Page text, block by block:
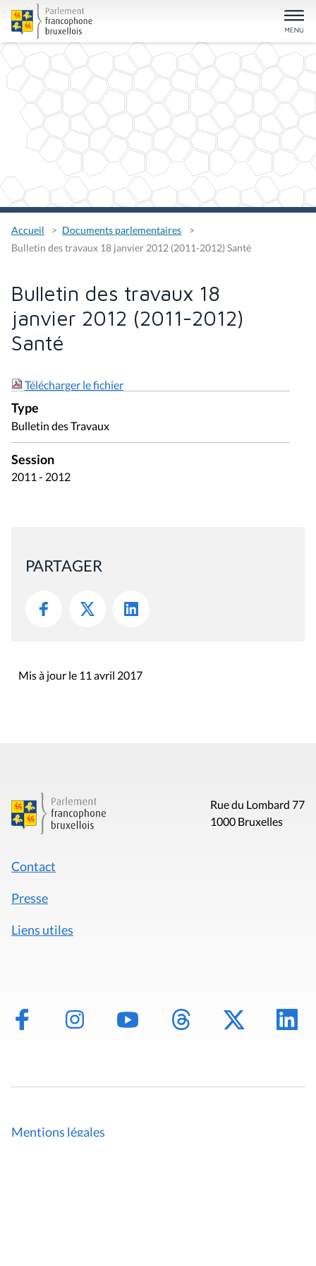
Accueil
Documents parlementaires
Bulletin des travaux 18 janvier 2012 (2011-2012) Santé
Bulletin des travaux 18
janvier 2012 (2011-2012)
Santé
Télécharger le fichier
Type
Bulletin des Travaux
Session
2011 - 2012
PARTAGER
Mis à jour le 11 avril 2017
Rue du Lombard 77
1000 Bruxelles
Contact
Presse
Liens utiles
Mentions légales